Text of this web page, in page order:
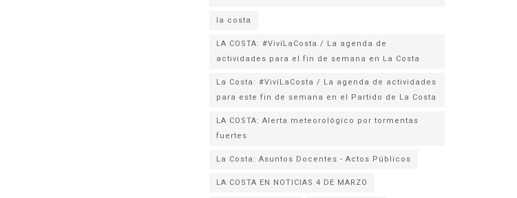
la costa
LA COSTA: #VivíLaCosta / La agenda de
actividades para el fin de semana en La Costa
La Costa: #VivíLaCosta / La agenda de actividades
para este fin de semana en el Partido de La Costa
LA COSTA: Alerta meteorológico por tormentas
fuertes
La Costa: Asuntos Docentes - Actos Públicos
LA COSTA EN NOTICIAS 4 DE MARZO